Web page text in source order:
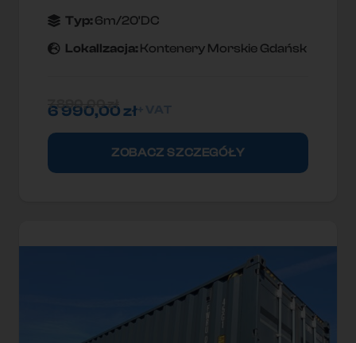
Typ: 6m/20'DC
Lokallzacja: Kontenery Morskie Gdańsk
6 990,00zł
7 890,00zł
ZOBACZ SZCZEGÓŁY